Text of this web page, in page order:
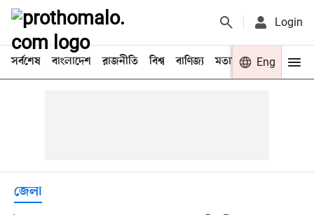
Login
সর্বশেষ বাংলাদেশ রাজনীতি বিশ্ব বাণিজ্য মতামত খেলা
Eng
জেলা